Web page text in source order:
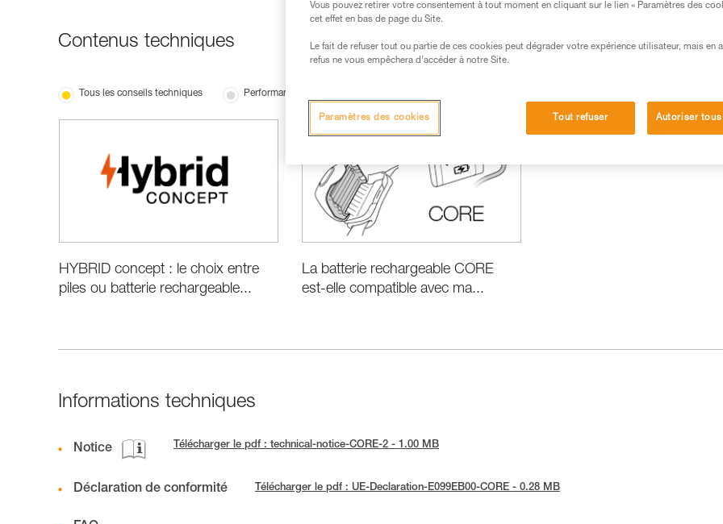
Contenus techniques
Tous les conseils techniques Performance et information produits
HYBRID concept : le choix entre
piles ou batterie rechargeable...
La batterie rechargeable CORE
est-elle compatible avec ma...
Informations techniques
Notice Télécharger le pdf : technical-notice-CORE-2 - 1.00 MB
Déclaration de conformité Télécharger le pdf : UE-Declaration-E099EB00-CORE - 0.28 MB
Vous pouvez retirer votre consentement à tout moment en cliquant sur le lien « Paramètres des
cet effet en bas de page du Site.
Le fait de refuser tout ou partie de ces cookies peut dégrader votre expérience utilisateur, mais en
refus ne vous empêchera d’accéder à notre Site.
Tout refuser Autoriser
Paramètres des cookies